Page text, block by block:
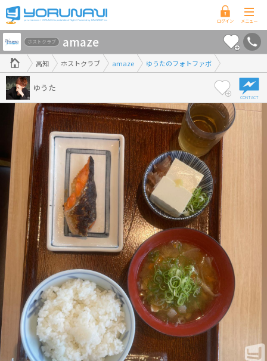
高
知
県
版
高知 ホストクラブ amaze ゆうたのフォトファボ
ホストクラブ amaze
ゆうた